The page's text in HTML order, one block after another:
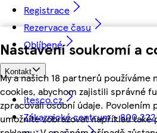
Nastavení soukromí a
My a našich 18 partnerů používáme
cookies, abychom zajistili správné
zpracovali osobní údaje. Povolením
umožníte zobrazovat například také
Registrace
Rezervace času
Oblíbené
Kontakt
itesco.cz
Zákaznické centrum - 800